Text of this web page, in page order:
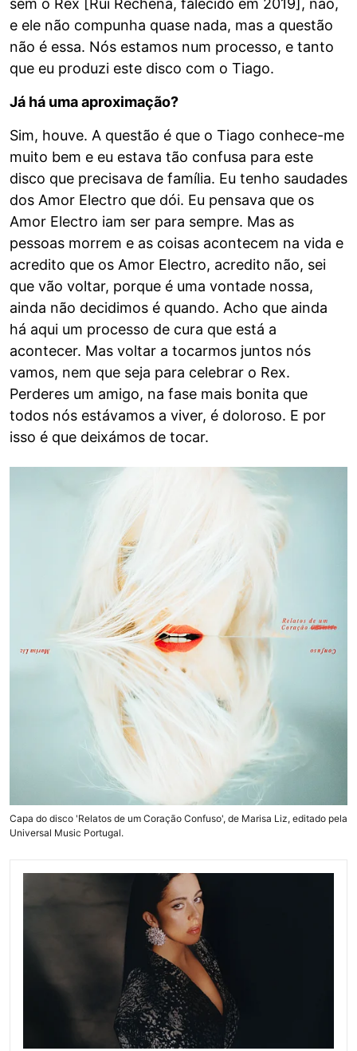
sem o Rex [Rui Rechena, falecido em 2019], não,
e ele não compunha quase nada, mas a questão
não é essa. Nós estamos num processo, e tanto
que eu produzi este disco com o Tiago.
Já há uma aproximação?
Sim, houve. A questão é que o Tiago conhece-me
muito bem e eu estava tão confusa para este
disco que precisava de família. Eu tenho saudades
dos Amor Electro que dói. Eu pensava que os
Amor Electro iam ser para sempre. Mas as
pessoas morrem e as coisas acontecem na vida e
acredito que os Amor Electro, acredito não, sei
que vão voltar, porque é uma vontade nossa,
ainda não decidimos é quando. Acho que ainda
há aqui um processo de cura que está a
acontecer. Mas voltar a tocarmos juntos nós
vamos, nem que seja para celebrar o Rex.
Perderes um amigo, na fase mais bonita que
todos nós estávamos a viver, é doloroso. E por
isso é que deixámos de tocar.
Capa do disco 'Relatos de um Coração Confuso', de Marisa Liz, editado pela
Universal Music Portugal.